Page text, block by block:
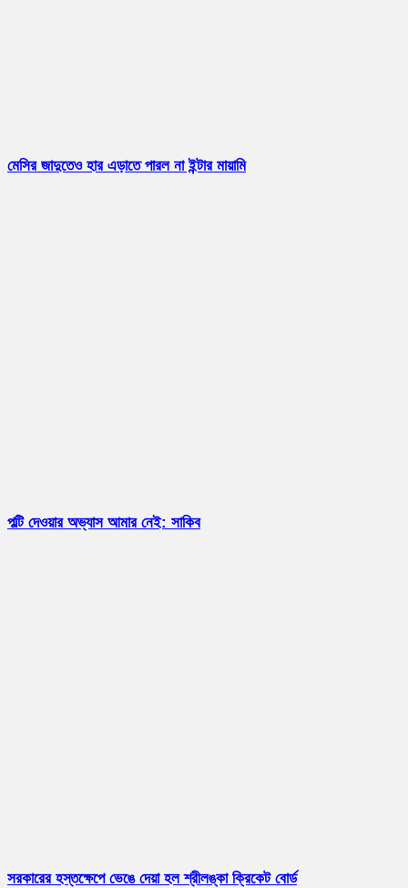
মেসির জাদুতেও হার এড়াতে পারল না ইন্টার মায়ামি
পল্টি দেওয়ার অভ্যাস আমার নেই: সাকিব
সরকারের হস্তক্ষেপে ভেঙে দেয়া হল শ্রীলঙ্কা ক্রিকেট বোর্ড